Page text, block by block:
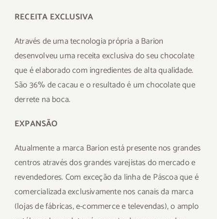
RECEITA EXCLUSIVA
Através de uma tecnologia própria a Barion
desenvolveu uma receita exclusiva do seu chocolate
que é elaborado com ingredientes de alta qualidade.
São 36% de cacau e o resultado é um chocolate que
derrete na boca.
EXPANSÃO
Atualmente a marca Barion está presente nos grandes
centros através dos grandes varejistas do mercado e
revendedores. Com exceção da linha de Páscoa que é
comercializada exclusivamente nos canais da marca
(lojas de fábricas, e-commerce e televendas), o amplo